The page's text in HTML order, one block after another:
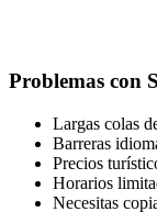
Problemas con
Largas colas
Barreras
Precios
Horarios
Necesitas